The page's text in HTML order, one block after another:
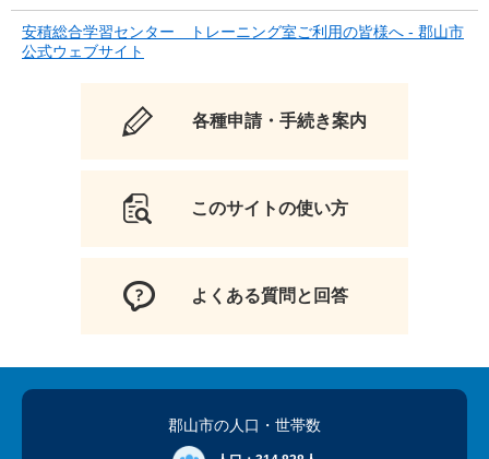
安積総合学習センター トレーニング室ご利用の皆様へ - 郡山市
公式ウェブサイト
各種申請・手続き案内
このサイトの使い方
よくある質問と回答
郡山市の人口 ・世帯数